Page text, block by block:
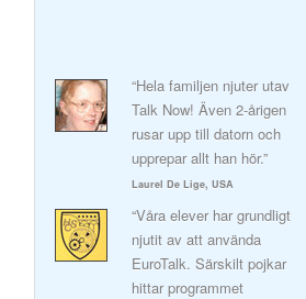
“Hela familjen njuter utav
Talk Now! Även 2-årigen
rusar upp till datorn och
upprepar allt han hör.”
Laurel De Lige, USA
“Våra elever har grundligt
njutit av att använda
EuroTalk. Särskilt pojkar
hittar programmet